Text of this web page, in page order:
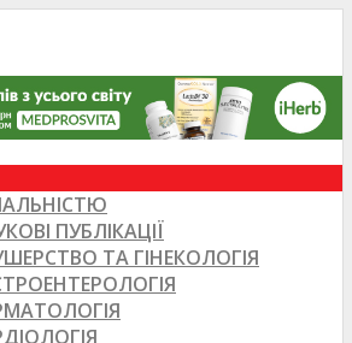
ПУБЛІКАЦІЇ
ТА ГІНЕКОЛОГІЯ